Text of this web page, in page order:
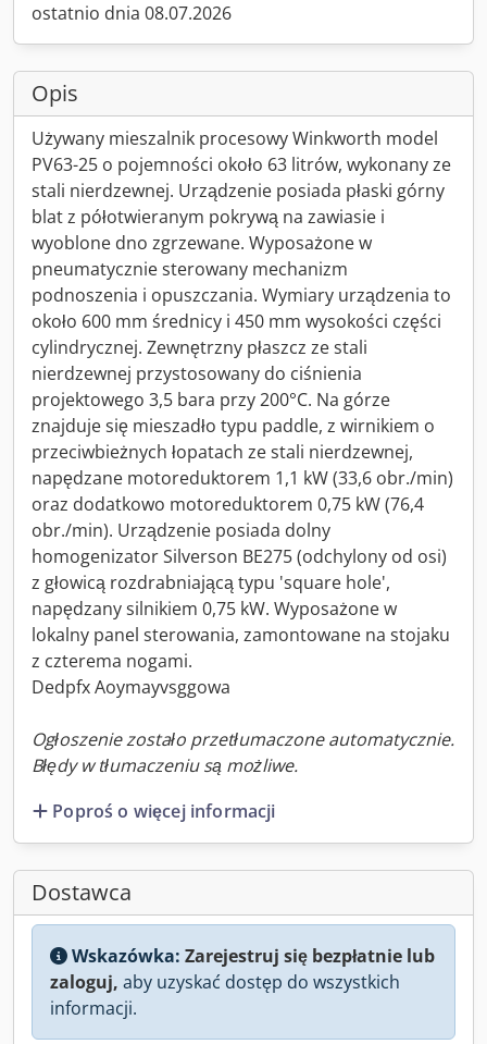
ostatnio dnia 08.07.2026
Opis
Używany mieszalnik procesowy Winkworth model
PV63-25 o pojemności około 63 litrów, wykonany ze
stali nierdzewnej. Urządzenie posiada płaski górny
blat z półotwieranym pokrywą na zawiasie i
wyoblone dno zgrzewane. Wyposażone w
pneumatycznie sterowany mechanizm
podnoszenia i opuszczania. Wymiary urządzenia to
około 600 mm średnicy i 450 mm wysokości części
cylindrycznej. Zewnętrzny płaszcz ze stali
nierdzewnej przystosowany do ciśnienia
projektowego 3,5 bara przy 200°C. Na górze
znajduje się mieszadło typu paddle, z wirnikiem o
przeciwbieżnych łopatach ze stali nierdzewnej,
napędzane motoreduktorem 1,1 kW (33,6 obr./min)
oraz dodatkowo motoreduktorem 0,75 kW (76,4
obr./min). Urządzenie posiada dolny
homogenizator Silverson BE275 (odchylony od osi)
z głowicą rozdrabniającą typu 'square hole',
napędzany silnikiem 0,75 kW. Wyposażone w
lokalny panel sterowania, zamontowane na stojaku
z czterema nogami.
Dedpfx Aoymayvsggowa
Ogłoszenie zostało przetłumaczone automatycznie.
Błędy w tłumaczeniu są możliwe.
Poproś o więcej informacji
Dostawca
Wskazówka: Zarejestruj się bezpłatnie lub
zaloguj, aby uzyskać dostęp do wszystkich
informacji.